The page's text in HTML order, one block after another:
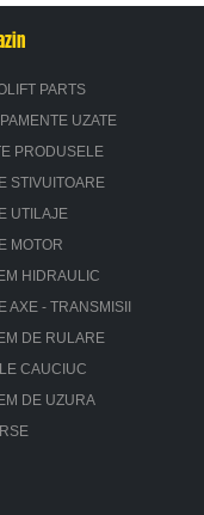
PARTS
UZATE
PRODUSELE
STIVUITOARE
UTILAJE
MOTOR
HIDRAULIC
AXE - TRANSMISII
DE RULARE
CAUCIUC
DE UZURA